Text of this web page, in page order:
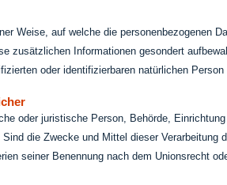
Weise, auf welche die personenbezogenen
zusätzlichen Informationen gesondert
oder identifizierbaren natürlichen Person
oder juristische Person, Behörde,
die Zwecke und Mittel dieser
seiner Benennung nach dem Unionsrecht